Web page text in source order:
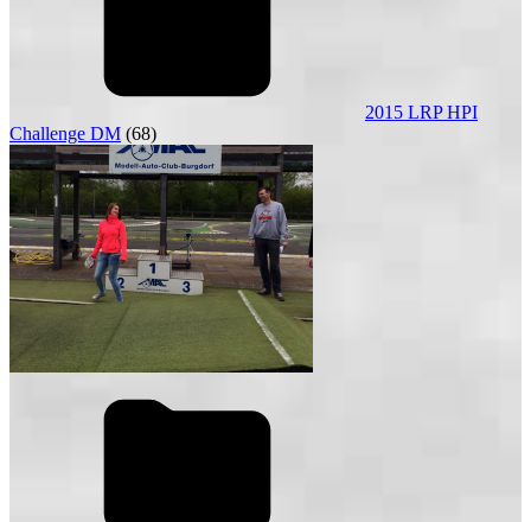
2015 LRP HPI
Challenge DM (68)